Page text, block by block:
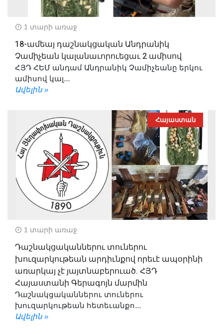
1 տարի առաջ
18-ամեայ դաշնակցական Անդրանիկ
Չամիչեան կալանաւորուեցաւ 2 ամիսով
ՀՅԴ ՀԵՄ անդամ Անդրանիկ Չամիչեանը երկու
ամիսով կալ...
Ավելին »
Հայաստան
1 տարի առաջ
Դաշնակցականներու տուներու
խուզարկութեան արդիւնքով որեւէ ապօրինի
առարկայ չէ յայտնաբերուած. ՀՅԴ
Հայաստանի Գերագոյն մարմին
Դաշնակցականներու տուներու
խուզարկութեան հետեւանքո...
Ավելին »